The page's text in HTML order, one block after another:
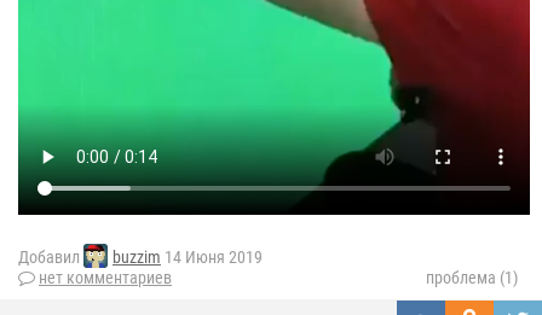
Добавил buzzim 14 Июня 2019
нет комментариев
проблема (1)